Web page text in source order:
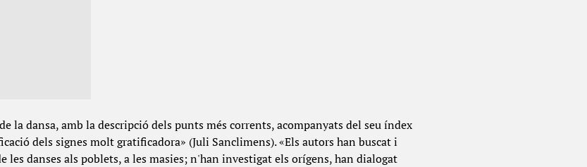
la dansa, amb la descripció dels punts més corrents, acompanyats del seu índex
dels signes molt gratificadora» (Juli Sanclimens). «Els autors han buscat i
les danses als poblets, a les masies; n'han investigat els orígens, han dialogat